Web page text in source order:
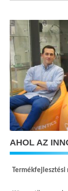
AHOL AZ
Termékfejlesztési